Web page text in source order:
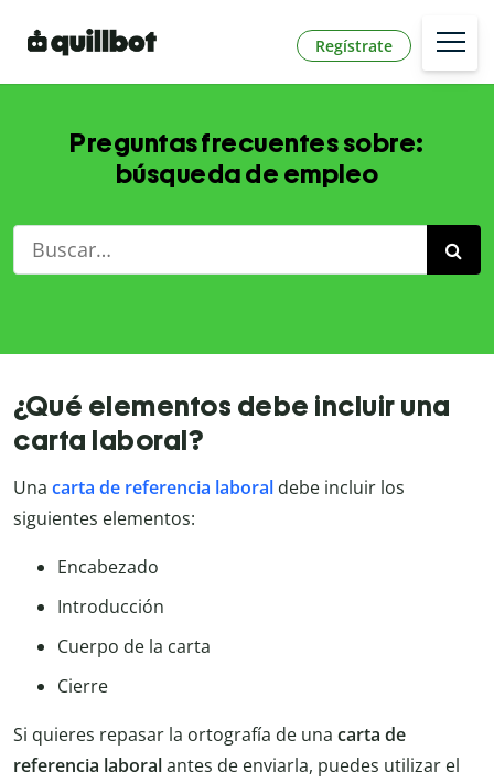
Regístrate
Preguntas frecuentes sobre:
búsqueda de empleo
¿Qué elementos debe incluir una
carta laboral?
Una carta de referencia laboral debe incluir los
siguientes elementos:
Encabezado
Introducción
Cuerpo de la carta
Cierre
Si quieres repasar la ortografía de una carta de
referencia laboralantes de enviarla, puedes utilizar el